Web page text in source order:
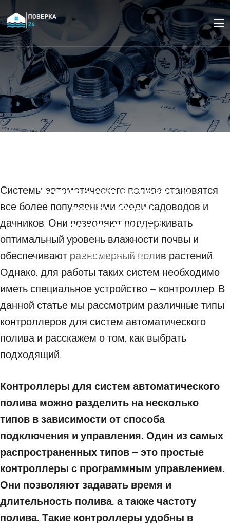
полива существуют и
как выбрать
подходящий?
12 ОКТЯБРЯ 2023
Системы автоматического полива становятся
все более популярными среди садоводов и
дачников. Они позволяют поддерживать
оптимальный уровень влажности почвы и
обеспечивают равномерный полив растений.
Однако, для работы таких систем необходимо
иметь специальное устройство – контроллер. В
данной статье мы рассмотрим различные типы
контроллеров для систем автоматического
полива и расскажем о том, как выбрать
подходящий.
Контроллеры для систем автоматического
полива можно разделить на несколько
типов в зависимости от способа
подключения и управления. Один из самых
распространенных типов – это простые
контроллеры с программным управлением.
Они позволяют задавать время и
длительность полива, а также частоту
полива. Такие контроллеры удобны в